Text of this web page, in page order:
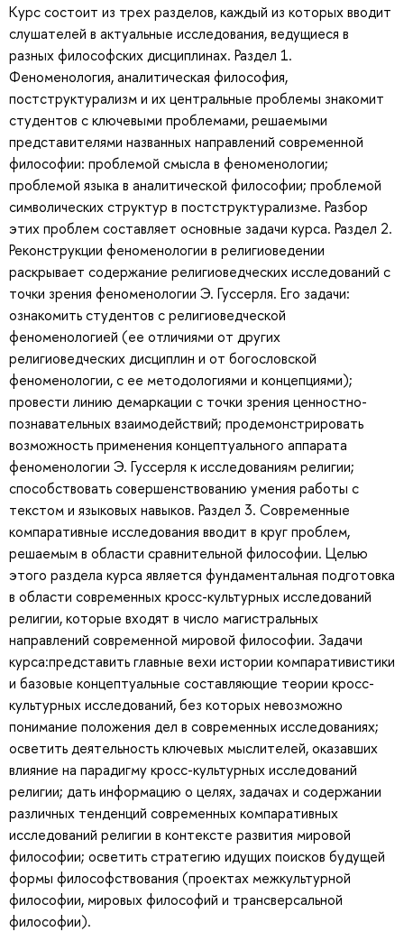
Курс состоит из трех разделов, каждый из которых вводит
слушателей в актуальные исследования, ведущиеся в
разных философских дисциплинах. Раздел 1.
Феноменология, аналитическая философия,
постструктурализм и их центральные проблемы знакомит
студентов с ключевыми проблемами, решаемыми
представителями названных направлений современной
философии: проблемой смысла в феноменологии;
проблемой языка в аналитической философии; проблемой
символических структур в постструктурализме. Разбор
этих проблем составляет основные задачи курса. Раздел 2.
Реконструкции феноменологии в религиоведении
раскрывает содержание религиоведческих исследований с
точки зрения феноменологии Э. Гуссерля. Его задачи:
ознакомить студентов с религиоведческой
феноменологией (ее отличиями от других
религиоведческих дисциплин и от богословской
феноменологии, с ее методологиями и концепциями);
провести линию демаркации с точки зрения ценностно-
познавательных взаимодействий; продемонстрировать
возможность применения концептуального аппарата
феноменологии Э. Гуссерля к исследованиям религии;
способствовать совершенствованию умения работы с
текстом и языковых навыков. Раздел 3. Современные
компаративные исследования вводит в круг проблем,
решаемым в области сравнительной философии. Целью
этого раздела курса является фундаментальная подготовка
в области современных кросс-культурных исследований
религии, которые входят в число магистральных
направлений современной мировой философии. Задачи
курса:представить главные вехи истории компаративистики
и базовые концептуальные составляющие теории кросс-
культурных исследований, без которых невозможно
понимание положения дел в современных исследованиях;
осветить деятельность ключевых мыслителей, оказавших
влияние на парадигму кросс-культурных исследований
религии; дать информацию о целях, задачах и содержании
различных тенденций современных компаративных
исследований религии в контексте развития мировой
философии; осветить стратегию идущих поисков будущей
формы философствования (проектах межкультурной
философии, мировых философий и трансверсальной
философии).